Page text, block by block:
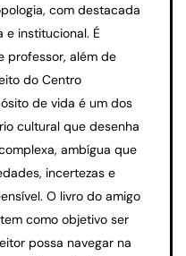
com destacada
e institucional. É
professor, além de
do Centro
de vida é um dos
cultural que desenha
ambígua que
incertezas e
O livro do amigo
como objetivo ser
possa navegar na